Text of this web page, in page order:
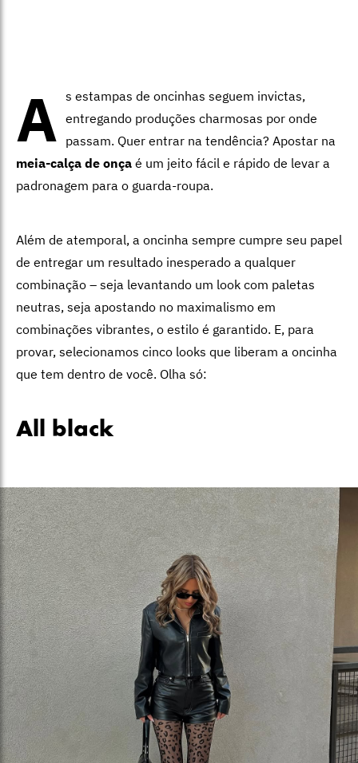
A s estampas de oncinhas seguem invictas,
entregando produções charmosas por onde
passam. Quer entrar na tendência? Apostar na
meia-calça de onça é um jeito fácil e rápido de levar a
padronagem para o guarda-roupa.
Além de atemporal, a oncinha sempre cumpre seu papel
de entregar um resultado inesperado a qualquer
combinação – seja levantando um look com paletas
neutras, seja apostando no maximalismo em
combinações vibrantes, o estilo é garantido. E, para
provar, selecionamos cinco looks que liberam a oncinha
que tem dentro de você. Olha só:
All black